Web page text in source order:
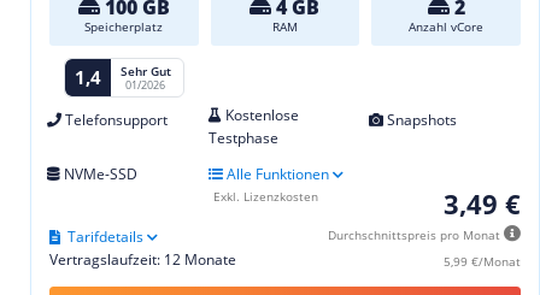
100 GB
Speicherplatz
4 GB
RAM
2
Anzahl vCore
1,4 Sehr Gut
01/2026
Telefonsupport
Kostenlose
Testphase
Snapshots
NVMe-SSD Alle Funktionen
3,49 €
Durchschnittspreis pro Monat
5,99 €/Monat
Vertragslaufzeit: 12 Monate
Tarifdetails
Exkl. Lizenzkosten